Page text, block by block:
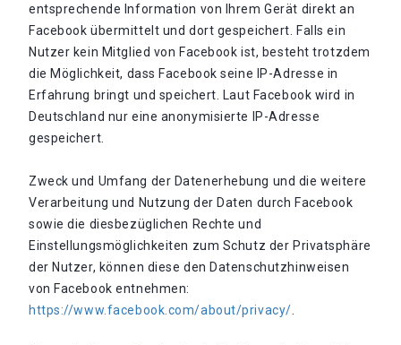
entsprechende Information von Ihrem Gerät direkt an
Facebook übermittelt und dort gespeichert. Falls ein
Nutzer kein Mitglied von Facebook ist, besteht trotzdem
die Möglichkeit, dass Facebook seine IP-Adresse in
Erfahrung bringt und speichert. Laut Facebook wird in
Deutschland nur eine anonymisierte IP-Adresse
gespeichert.
Zweck und Umfang der Datenerhebung und die weitere
Verarbeitung und Nutzung der Daten durch Facebook
sowie die diesbezüglichen Rechte und
Einstellungsmöglichkeiten zum Schutz der Privatsphäre
der Nutzer, können diese den Datenschutzhinweisen
von Facebook entnehmen:
https://www.facebook.com/about/privacy/